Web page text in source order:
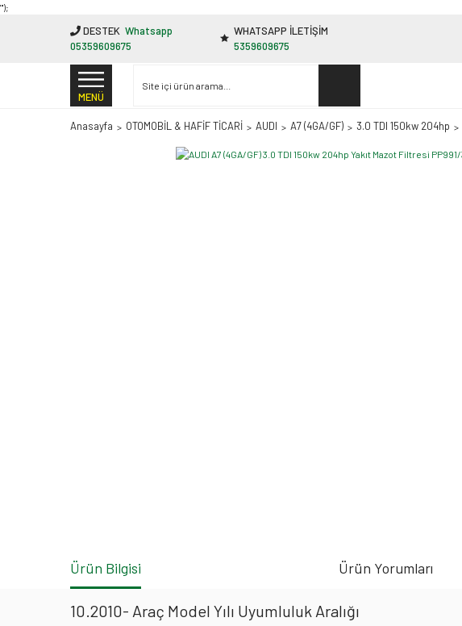
"');
DESTEK Whatsapp
05359609675
WHATSAPP İLETİŞİM
5359609675
MENÜ
Anasayfa OTOMOBİL & HAFİF TİCARİ AUDI A7 (4GA/GF) 3.0 TDI 150kw 204hp
Ürün Bilgisi Ürün Yorumları
10.2010- Araç Model Yılı Uyumluluk Aralığı